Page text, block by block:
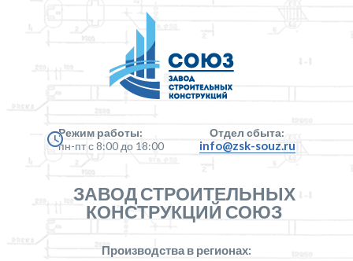
Режим работы:
пн-пт с 8:00 до 18:00
Отдел сбыта:
info@zsk-souz.ru
ЗАВОД СТРОИТЕЛЬНЫХ
КОНСТРУКЦИЙ СОЮЗ
Производства в регионах: